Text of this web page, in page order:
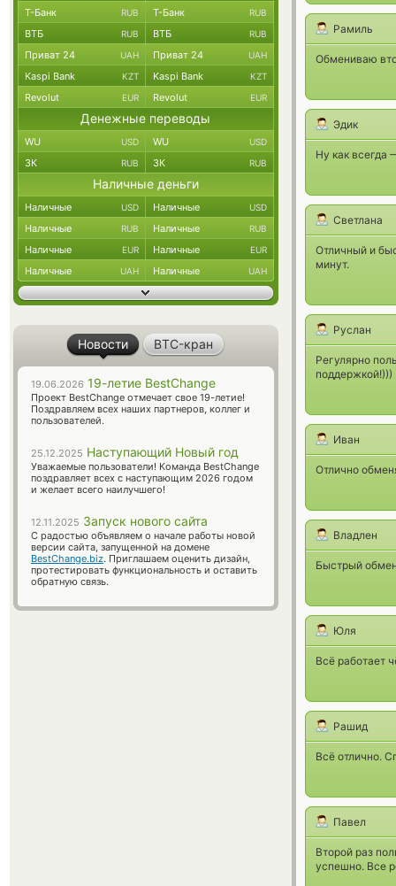
Рамиль
Обмениваю
Эдик
Ну как всегда
Светлана
Отличный и
минут.
Руслан
Регулярно
поддержкой!)))
Иван
Отлично
Владлен
Быстрый
Юля
Всё работает
Рашид
Всё отлично.
Павел
Второй раз
успешно. Все
Т-Банк RUB Т-Банк RUB
ВТБ RUB ВТБ RUB
Приват 24 UAH Приват 24 UAH
Kaspi Bank KZT Kaspi Bank KZT
Revolut EUR Revolut EUR
Денежные переводы
WU USD WU USD
ЗК RUB ЗК RUB
Наличные деньги
Наличные USD Наличные USD
Наличные RUB Наличные RUB
Наличные EUR Наличные EUR
Наличные UAH Наличные UAH
Новости BTC-кран
19.06.2026 19-летие BestChange
Проект BestChange отмечает свое 19-летие!
Поздравляем всех наших партнеров, коллег и
пользователей.
25.12.2025 Наступающий Новый год
Уважаемые пользователи! Команда BestChange
поздравляет всех с наступающим 2026 годом
и желает всего наилучшего!
12.11.2025 Запуск нового сайта
С радостью объявляем о начале работы новой
версии сайта, запущенной на домене
BestChange.biz. Приглашаем оценить дизайн,
протестировать функциональность и оставить
обратную связь.